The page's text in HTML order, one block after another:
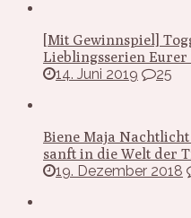
[Mit Gewinnspiel]
Lieblingsserien
14. Juni 2019
25
Biene Maja
sanft in die Welt der
19. Dezember 2018